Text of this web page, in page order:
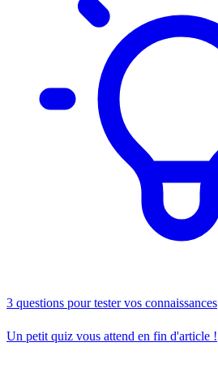
3 questions pour tester vos connaissances
Un petit quiz vous attend en fin d'article !